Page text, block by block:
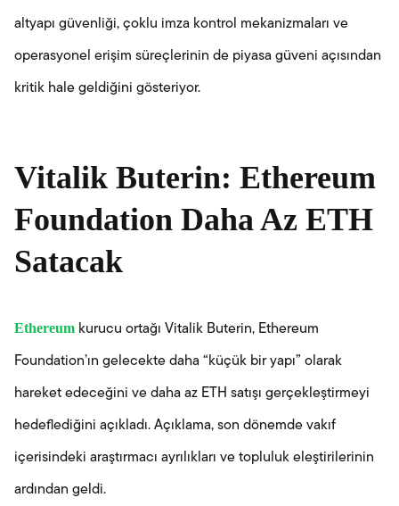
altyapı güvenliği, çoklu imza kontrol mekanizmaları ve
operasyonel erişim süreçlerinin de piyasa güveni açısından
kritik hale geldiğini gösteriyor.
Vitalik Buterin: Ethereum
Foundation Daha Az ETH
Satacak
Ethereum kurucu ortağı Vitalik Buterin, Ethereum
Foundation’ın gelecekte daha “küçük bir yapı” olarak
hareket edeceğini ve daha az ETH satışı gerçekleştirmeyi
hedeflediğini açıkladı. Açıklama, son dönemde vakıf
içerisindeki araştırmacı ayrılıkları ve topluluk eleştirilerinin
ardından geldi.